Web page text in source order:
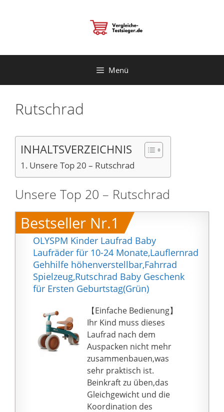
Menü
Rutschrad
INHALTSVERZEICHNIS
Unsere Top 20 – Rutschrad
Unsere Top 20 – Rutschrad
Bestseller Nr.1
OLYSPM Kinder Laufrad Baby
Laufräder für 10-24 Monate,Lauflernrad
Gehhilfe höhenverstellbar,Fahrrad
Spielzeug,Rutschrad Baby Geschenk
für Ersten Geburtstag(Grün)
【Einfache Bedienung】
Ihr Kind muss dieses
Laufrad nach dem
Auspacken nicht mehr
zusammenbauen,was
sehr praktisch ist.
Beinkraft zu üben,das
Gleichgewicht und die
Koordination des